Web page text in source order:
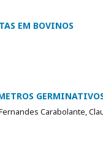
EM BOVINOS
Carabolante,